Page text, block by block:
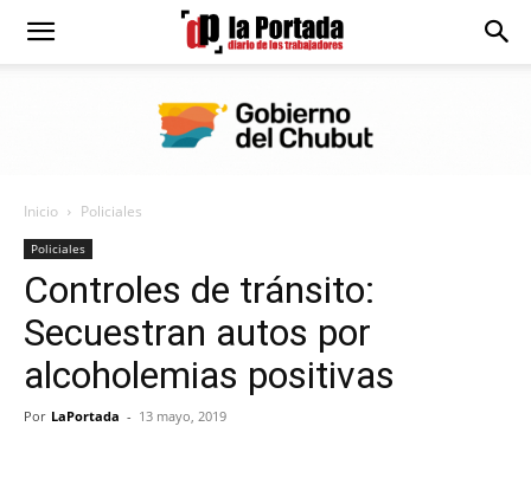
Diario
Portada
Inicio Policiales
Policiales
Controles de tránsito:
Secuestran autos por
alcoholemias positivas
Por LaPortada - 13 mayo, 2019